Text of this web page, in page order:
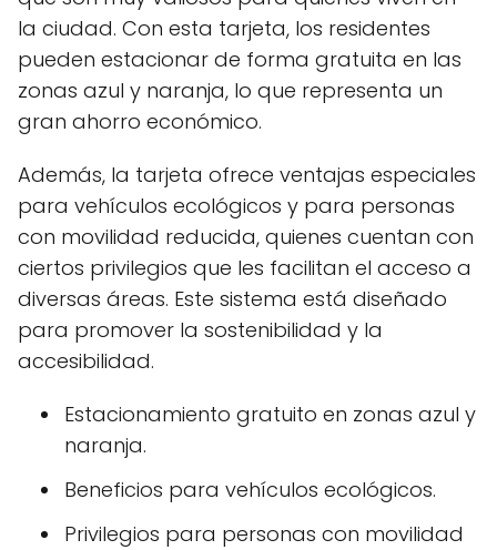
la ciudad. Con esta tarjeta, los residentes
pueden estacionar de forma gratuita en las
zonas azul y naranja, lo que representa un
gran ahorro económico.
Además, la tarjeta ofrece ventajas especiales
para vehículos ecológicos y para personas
con movilidad reducida, quienes cuentan con
ciertos privilegios que les facilitan el acceso a
diversas áreas. Este sistema está diseñado
para promover la sostenibilidad y la
accesibilidad.
Estacionamiento gratuito en zonas azul y
naranja.
Beneficios para vehículos ecológicos.
Privilegios para personas con movilidad